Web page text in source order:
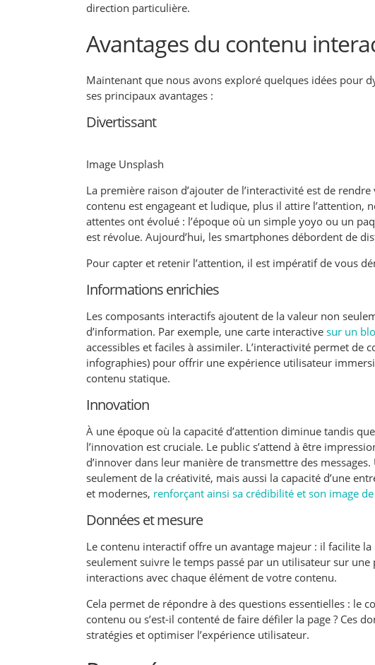
direction particulière.
Avantages du contenu
Maintenant que nous avons exploré quelques idées pour
ses principaux avantages :
Divertissant
Image Unsplash
La première raison d’ajouter de l’interactivité est de
contenu est engageant et ludique, plus il attire l’attention,
attentes ont évolué : l’époque où un simple yoyo ou un
est révolue. Aujourd’hui, les smartphones débordent de
Pour capter et retenir l’attention, il est impératif de vous
Informations enrichies
Les composants interactifs ajoutent de la valeur non
d’information. Par exemple, une carte interactive sur un
accessibles et faciles à assimiler. L’interactivité permet de
infographies) pour offrir une expérience utilisateur
contenu statique.
Innovation
À une époque où la capacité d’attention diminue tandis
l’innovation est cruciale. Le public s’attend à être
d’innover dans leur manière de transmettre des
seulement de la créativité, mais aussi la capacité d’une
et modernes, renforçant ainsi sa crédibilité et son image
Données et mesure
Le contenu interactif offre un avantage majeur : il facilite la
seulement suivre le temps passé par un utilisateur sur
interactions avec chaque élément de votre contenu.
Cela permet de répondre à des questions essentielles : le
contenu ou s’est-il contenté de faire défiler la page ? Ces
stratégies et optimiser l’expérience utilisateur.